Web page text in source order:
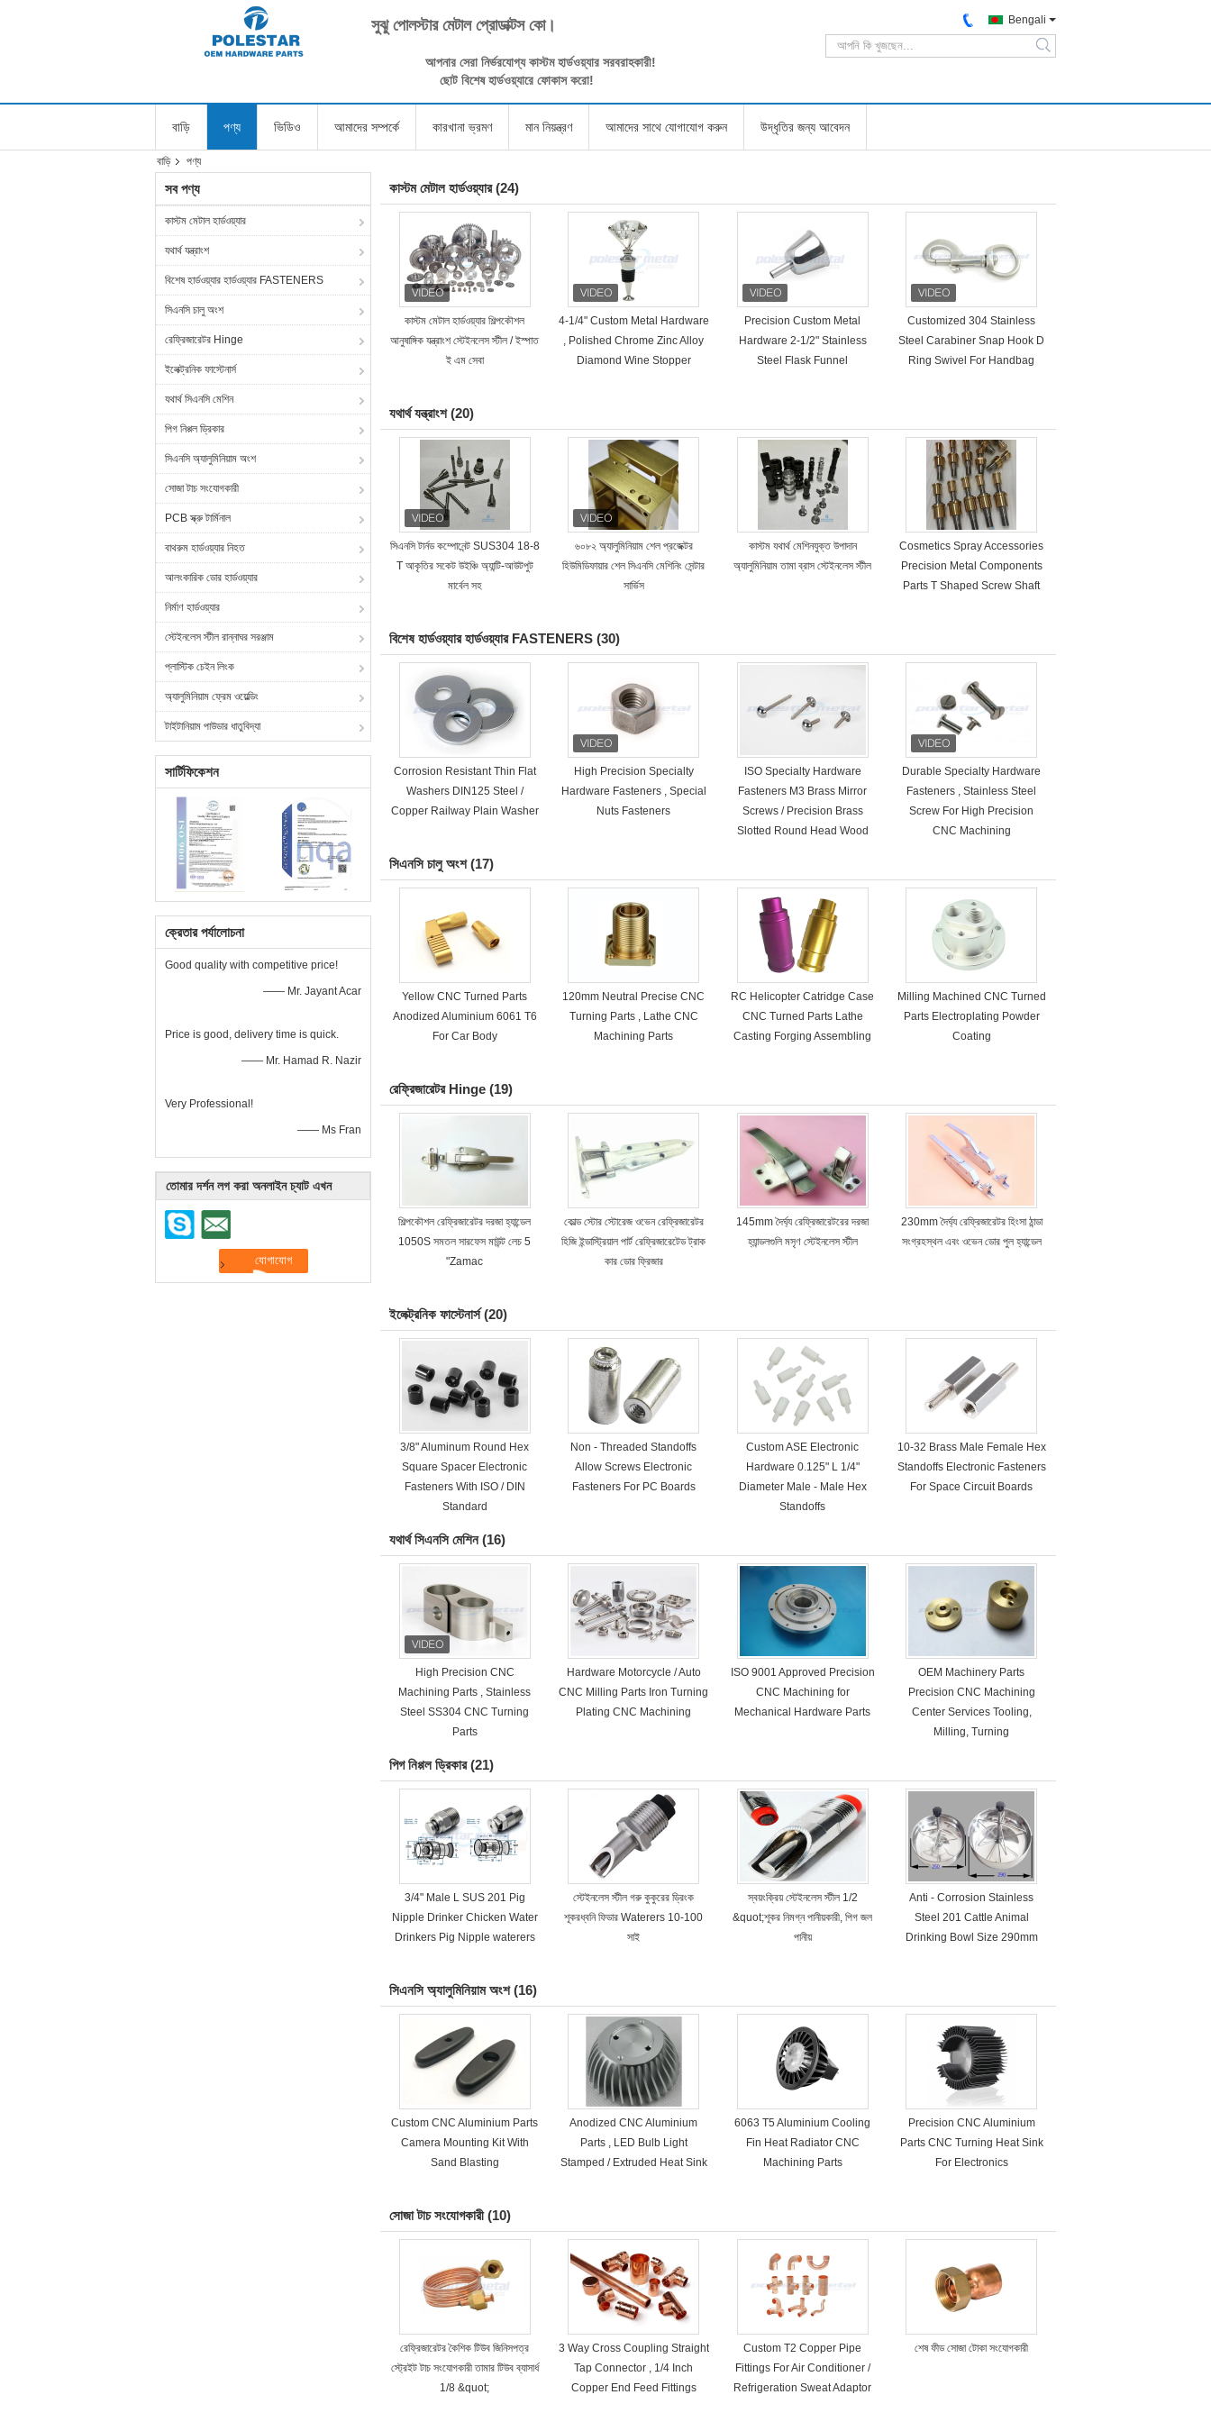
সুঝু পোলস্টার মেটাল প্রোডাক্টস কো।
আপনার সেরা নির্ভরযোগ্য কাস্টম হার্ডওয়্যার সরবরাহকারী!
ছোট বিশেষ হার্ডওয়্যারে ফোকাস করো!
Bengali
search
বাড়ি পণ্য ভিডিও আমাদের সম্পর্কে কারখানা ভ্রমণ মান নিয়ন্ত্রণ আমাদের সাথে যোগাযোগ করুন উদ্ধৃতির জন্য আবেদন
বাড়ি পণ্য
সব পণ্য
কাস্টম মেটাল হার্ডওয়্যার
যথার্থ যন্ত্রাংশ
বিশেষ হার্ডওয়্যার হার্ডওয়্যার FASTENERS
সিএনসি চালু অংশ
রেফ্রিজারেটর Hinge
ইলেক্ট্রনিক ফাস্টেনার্স
যথার্থ সিএনসি মেশিন
পিগ নিপ্পল ড্রিকার
সিএনসি অ্যালুমিনিয়াম অংশ
সোজা টাচ সংযোগকারী
PCB স্ক্রু টার্মিনাল
বাথরুম হার্ডওয়্যার নিহত
আলংকারিক ডোর হার্ডওয়্যার
নির্মাণ হার্ডওয়্যার
স্টেইনলেস স্টীল রান্নাঘর সরঞ্জাম
প্লাস্টিক চেইন লিংক
অ্যালুমিনিয়াম ফ্রেম ওয়েল্ডিং
টাইটানিয়াম পাউডার ধাতুবিদ্যা
সার্টিফিকেশন
ক্রেতার পর্যালোচনা
Good quality with competitive price!
—— Mr. Jayant Acar
Price is good, delivery time is quick.
—— Mr. Hamad R. Nazir
Very Professional!
—— Ms Fran
তোমার দর্শন লগ করা অনলাইন চ্যাট এখন
কাস্টম মেটাল হার্ডওয়্যার (24)
কাস্টম মেটাল হার্ডওয়্যার শিল্পকৌশল
আনুষাঙ্গিক যন্ত্রাংশ স্টেইনলেস স্টীল / ইস্পাত
ই এম সেবা
4-1/4" Custom Metal Hardware
, Polished Chrome Zinc Alloy
Diamond Wine Stopper
Precision Custom Metal
Hardware 2-1/2" Stainless
Steel Flask Funnel
Customized 304 Stainless
Steel Carabiner Snap Hook D
Ring Swivel For Handbag
যথার্থ যন্ত্রাংশ (20)
সিএনসি টার্নড কম্পোনেন্ট SUS304 18-8
T আকৃতির সকেট উইঞ্চি অ্যান্টি-আউটপুট
মার্বেল সহ
৬০৮২ অ্যালুমিনিয়াম শেল প্রজেক্টর
হিউমিডিফায়ার শেল সিএনসি মেশিনিং সেন্টার
সার্ভিস
কাস্টম যথার্থ মেশিনযুক্ত উপাদান
অ্যালুমিনিয়াম তামা ব্রাস স্টেইনলেস স্টীল
Cosmetics Spray Accessories
Precision Metal Components
Parts T Shaped Screw Shaft
বিশেষ হার্ডওয়্যার হার্ডওয়্যার FASTENERS (30)
Corrosion Resistant Thin Flat
Washers DIN125 Steel /
Copper Railway Plain Washer
High Precision Specialty
Hardware Fasteners , Special
Nuts Fasteners
ISO Specialty Hardware
Fasteners M3 Brass Mirror
Screws / Precision Brass
Slotted Round Head Wood
Durable Specialty Hardware
Fasteners , Stainless Steel
Screw For High Precision
CNC Machining
সিএনসি চালু অংশ (17)
Yellow CNC Turned Parts
Anodized Aluminium 6061 T6
For Car Body
120mm Neutral Precise CNC
Turning Parts , Lathe CNC
Machining Parts
RC Helicopter Catridge Case
CNC Turned Parts Lathe
Casting Forging Assembling
Milling Machined CNC Turned
Parts Electroplating Powder
Coating
রেফ্রিজারেটর Hinge (19)
শিল্পকৌশল রেফ্রিজারেটর দরজা হ্যান্ডেল
1050S সমতল সারফেস মাউন্ট লেচ 5
"Zamac
কোল্ড স্টোর স্টোরেজ ওভেন রেফ্রিজারেটর
হিজি ইন্ডাস্ট্রিয়াল পার্ট রেফ্রিজারেটেড ট্রাক
কার ডোর ফ্রিজার
145mm দৈর্ঘ্য রেফ্রিজারেটরের দরজা
হ্যান্ডলগুলি মসৃণ স্টেইনলেস স্টীল
230mm দৈর্ঘ্য রেফ্রিজারেটর হিংসা ঠান্ডা
সংগ্রহস্থল এবং ওভেন ডোর পুল হ্যান্ডেল
ইলেক্ট্রনিক ফাস্টেনার্স (20)
3/8" Aluminum Round Hex
Square Spacer Electronic
Fasteners With ISO / DIN
Standard
Non - Threaded Standoffs
Allow Screws Electronic
Fasteners For PC Boards
Custom ASE Electronic
Hardware 0.125" L 1/4"
Diameter Male - Male Hex
Standoffs
10-32 Brass Male Female Hex
Standoffs Electronic Fasteners
For Space Circuit Boards
যথার্থ সিএনসি মেশিন (16)
High Precision CNC
Machining Parts , Stainless
Steel SS304 CNC Turning
Parts
Hardware Motorcycle / Auto
CNC Milling Parts Iron Turning
Plating CNC Machining
ISO 9001 Approved Precision
CNC Machining for
Mechanical Hardware Parts
OEM Machinery Parts
Precision CNC Machining
Center Services Tooling,
Milling, Turning
পিগ নিপ্পল ড্রিকার (21)
3/4" Male L SUS 201 Pig
Nipple Drinker Chicken Water
Drinkers Pig Nipple waterers
স্টেইনলেস স্টীল গরু কুকুরের ড্রিংক
শূকরধ্বনি ফিডার Waterers 10-100
সাই
স্বয়ংক্রিয় স্টেইনলেস স্টীল 1/2
&quot;শূকর নিমগ্ন পানীয়কারী, পিগ জল
পানীয়
Anti - Corrosion Stainless
Steel 201 Cattle Animal
Drinking Bowl Size 290mm
সিএনসি অ্যালুমিনিয়াম অংশ (16)
Custom CNC Aluminium Parts
Camera Mounting Kit With
Sand Blasting​
Anodized CNC Aluminium
Parts , LED Bulb Light
Stamped / Extruded Heat Sink
6063 T5 Aluminium Cooling
Fin Heat Radiator CNC
Machining Parts
Precision CNC Aluminium
Parts CNC Turning Heat Sink
For Electronics
সোজা টাচ সংযোগকারী (10)
রেফ্রিজারেটর কৈশিক টিউব জিনিসপত্র
স্ট্রেইট টাচ সংযোগকারী তামার টিউব ব্যাসার্ধ
1/8 &quot;
3 Way Cross Coupling Straight
Tap Connector , 1/4 Inch
Copper End Feed Fittings
Custom T2 Copper Pipe
Fittings For Air Conditioner /
Refrigeration Sweat Adaptor
শেষ ফীড সোজা টোকা সংযোগকারী